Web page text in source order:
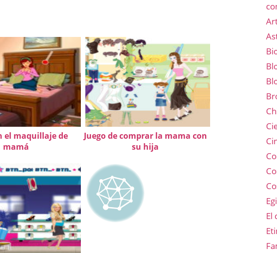
el maquillaje de
mamá
Juego de comprar la mama con
su hija
El